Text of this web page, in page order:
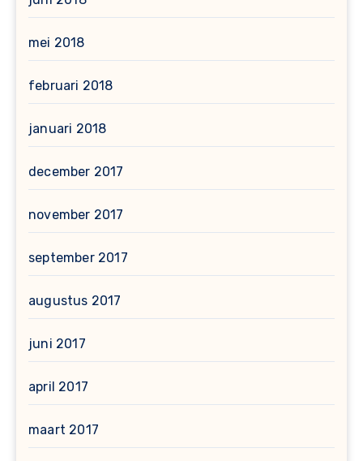
mei 2018
februari 2018
januari 2018
december 2017
november 2017
september 2017
augustus 2017
juni 2017
april 2017
maart 2017